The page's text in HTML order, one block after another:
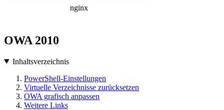
OWA 2010
Inhaltsverzeichnis
PowerShell-Einstellungen
Virtuelle Verzeichnisse zurücksetzen
OWA grafisch anpassen
Weitere Links